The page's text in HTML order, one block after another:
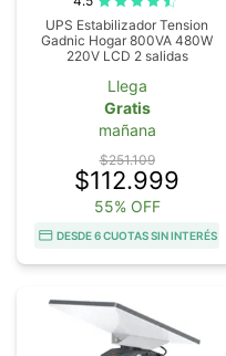
UPS Estabilizador Tension
Gadnic Hogar 800VA 480W
220V LCD 2 salidas
Llega
Gratis
mañana
$251.109
$112.999
55% OFF
DESDE 6 CUOTAS SIN INTERÉS